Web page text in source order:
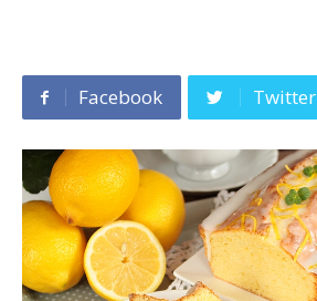
Facebook Twitter